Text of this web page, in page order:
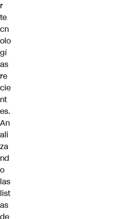
r
te
cn
olo
gí
as
re
cie
nt
es.
An
ali
za
nd
o
las
list
as
de